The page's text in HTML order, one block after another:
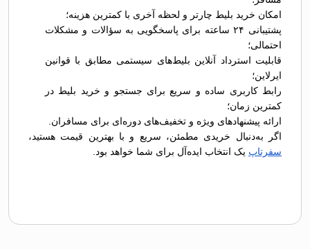
امکان خرید بلیط چارتر و لحظه آخری با کمترین هزینه؛
پشتیبانی ۲۴ ساعته برای پاسخگویی به سؤالات و مشکلات
احتمالی؛
قابلیت استرداد آنلاین بلیط‌های سیستمی مطابق با قوانین
ایرلاین؛
رابط کاربری ساده و سریع برای جستجو و خرید بلیط در
کمترین زمان؛
ارائه پیشنهادهای ویژه و تخفیف‌های دوره‌ای برای مسافران.
اگر به‌دنبال خریدی مطمئن، سریع و با بهترین قیمت هستید،
سفرتاپ یک انتخاب ایده‌آل برای شما خواهد بود.